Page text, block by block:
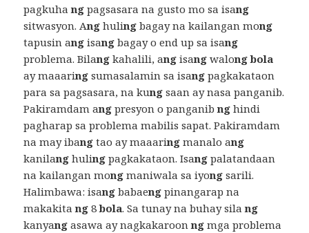
pagkuhang pagsasara na gusto mo sa isang
sitwasyon. Ang huling bagay na kailangan mong
tapusin ang isang bagay o end up sa isang
problema. Bilang kahalili, ang isang walong bola
ay maaaring sumasalamin sa isang pagkakataon
para sa pagsasara, na kung saan ay nasa panganib.
Pakiramdam ang presyon o panganibng hindi
pagharap sa problema mabilis sapat. Pakiramdam
na may ibang tao ay maaaring manalo ang
kanilang huling pagkakataon. Isang palatandaan
na kailangan mong maniwala sa iyong sarili.
Halimbawa: isang babaeng pinangarap na
makakitang 8bola. Sa tunay na buhay silang
kanyang asawa ay nagkakaroonng mga problema